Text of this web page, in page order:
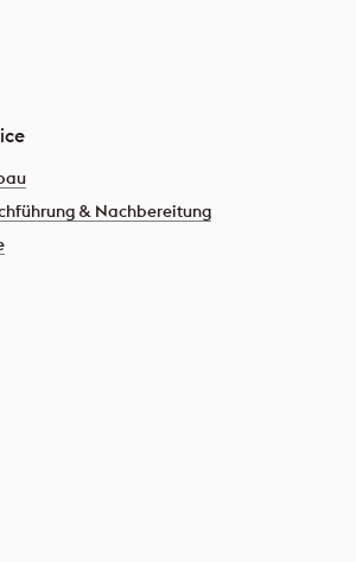
& Nachbereitung